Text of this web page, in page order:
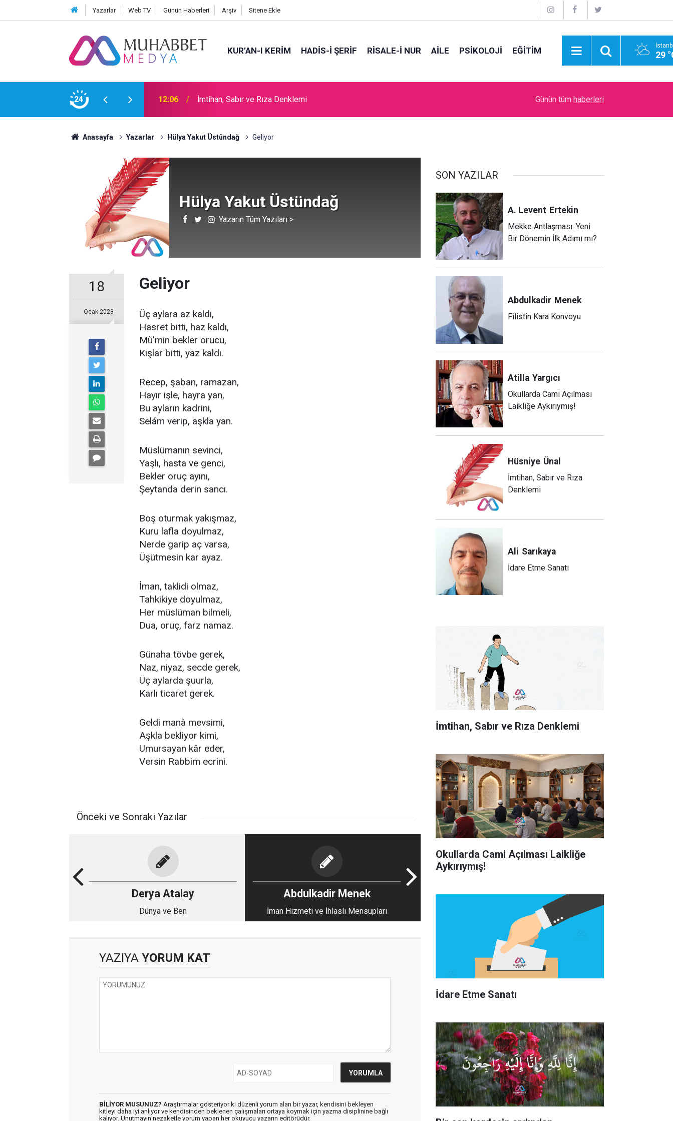
Yazarlar Web TV Günün Haberleri Arşiv Sitene Ekle
KUR’AN-I KERİM HADİS-İ ŞERİF RİSALE-İ NUR AİLE PSİKOLOJİ EĞİTİM 29
24 12:06 İmtihan, Sabır ve Rıza Denklemi Okullarda Cami Açılması Laikliğe Aykırıymış!
Günün tüm haberleri
Anasayfa Yazarlar Hülya Yakut Üstündağ Geliyor
Hülya Yakut Üstündağ
Yazarın Tüm Yazıları >
18
Ocak 2023
Geliyor
Üç aylara az kaldı,
Hasret bitti, haz kaldı,
Mù'min bekler orucu,
Kışlar bitti, yaz kaldı.
Recep, şaban, ramazan,
Hayır işle, hayra yan,
Bu ayların kadrini,
Selám verip, aşkla yan.
Müslümanın sevinci,
Yaşlı, hasta ve genci,
Bekler oruç ayını,
Şeytanda derin sancı.
Boş oturmak yakışmaz,
Kuru lafla doyulmaz,
Nerde garip aç varsa,
Üşütmesin kar ayaz.
İman, taklidi olmaz,
Tahkikiye doyulmaz,
Her müslüman bilmeli,
Dua, oruç, farz namaz.
Günaha tövbe gerek,
Naz, niyaz, secde gerek,
Üç aylarda şuurla,
Karlı ticaret gerek.
Geldi manà mevsimi,
Aşkla bekliyor kimi,
Umursayan kâr eder,
Versin Rabbim ecrini.
Önceki ve Sonraki Yazılar
Derya Atalay
Dünya ve Ben
Abdulkadir Menek
İman Hizmeti ve İhlaslı Mensupları
YAZIYA YORUM KAT
BİLİYOR MUSUNUZ? Araştırmalar gösteriyor ki düzenli yorum alan bir yazar, kendisini bekleyen
kitleyi daha iyi anlıyor ve kendisinden beklenen çalışmaları ortaya koymak için yazma disiplinine bağlı
kalıyor. Unutmayın nezaketle yorum yapan her okuyucu yazarın editörüdür.
SON YAZILAR
A. Levent Ertekin
Mekke Antlaşması: Yeni
Bir Dönemin İlk Adımı mı?
Abdulkadir Menek
Filistin Kara Konvoyu
Atilla Yargıcı
Okullarda Cami Açılması
Laikliğe Aykırıymış!
Hüsniye Ünal
İmtihan, Sabır ve Rıza
Denklemi
Ali Sarıkaya
İdare Etme Sanatı
İmtihan, Sabır ve Rıza Denklemi
Okullarda Cami Açılması Laikliğe
Aykırıymış!
İdare Etme Sanatı